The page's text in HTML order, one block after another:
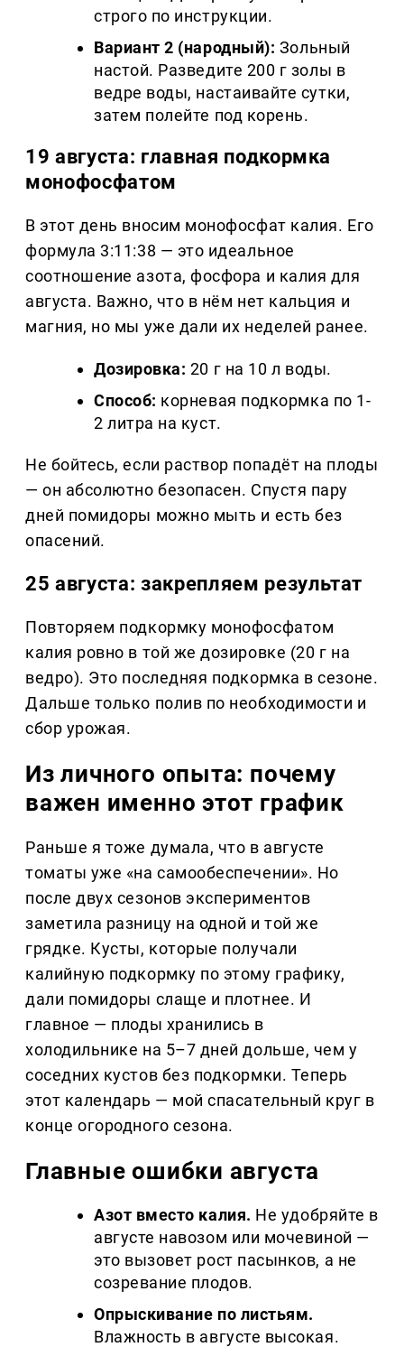
строго по инструкции.
Вариант 2 (народный): Зольный
настой. Разведите 200 г золы в
ведре воды, настаивайте сутки,
затем полейте под корень.
19 августа: главная подкормка
монофосфатом
В этот день вносим монофосфат калия. Его
формула 3:11:38 — это идеальное
соотношение азота, фосфора и калия для
августа. Важно, что в нём нет кальция и
магния, но мы уже дали их неделей ранее.
Дозировка: 20 г на 10 л воды.
Способ: корневая подкормка по 1-
2 литра на куст.
Не бойтесь, если раствор попадёт на плоды
— он абсолютно безопасен. Спустя пару
дней помидоры можно мыть и есть без
опасений.
25 августа: закрепляем результат
Повторяем подкормку монофосфатом
калия ровно в той же дозировке (20 г на
ведро). Это последняя подкормка в сезоне.
Дальше только полив по необходимости и
сбор урожая.
Из личного опыта: почему
важен именно этот график
Раньше я тоже думала, что в августе
томаты уже «на самообеспечении». Но
после двух сезонов экспериментов
заметила разницу на одной и той же
грядке. Кусты, которые получали
калийную подкормку по этому графику,
дали помидоры слаще и плотнее. И
главное — плоды хранились в
холодильнике на 5–7 дней дольше, чем у
соседних кустов без подкормки. Теперь
этот календарь — мой спасательный круг в
конце огородного сезона.
Главные ошибки августа
Азот вместо калия. Не удобряйте в
августе навозом или мочевиной —
это вызовет рост пасынков, а не
созревание плодов.
Опрыскивание по листьям.
Влажность в августе высокая.